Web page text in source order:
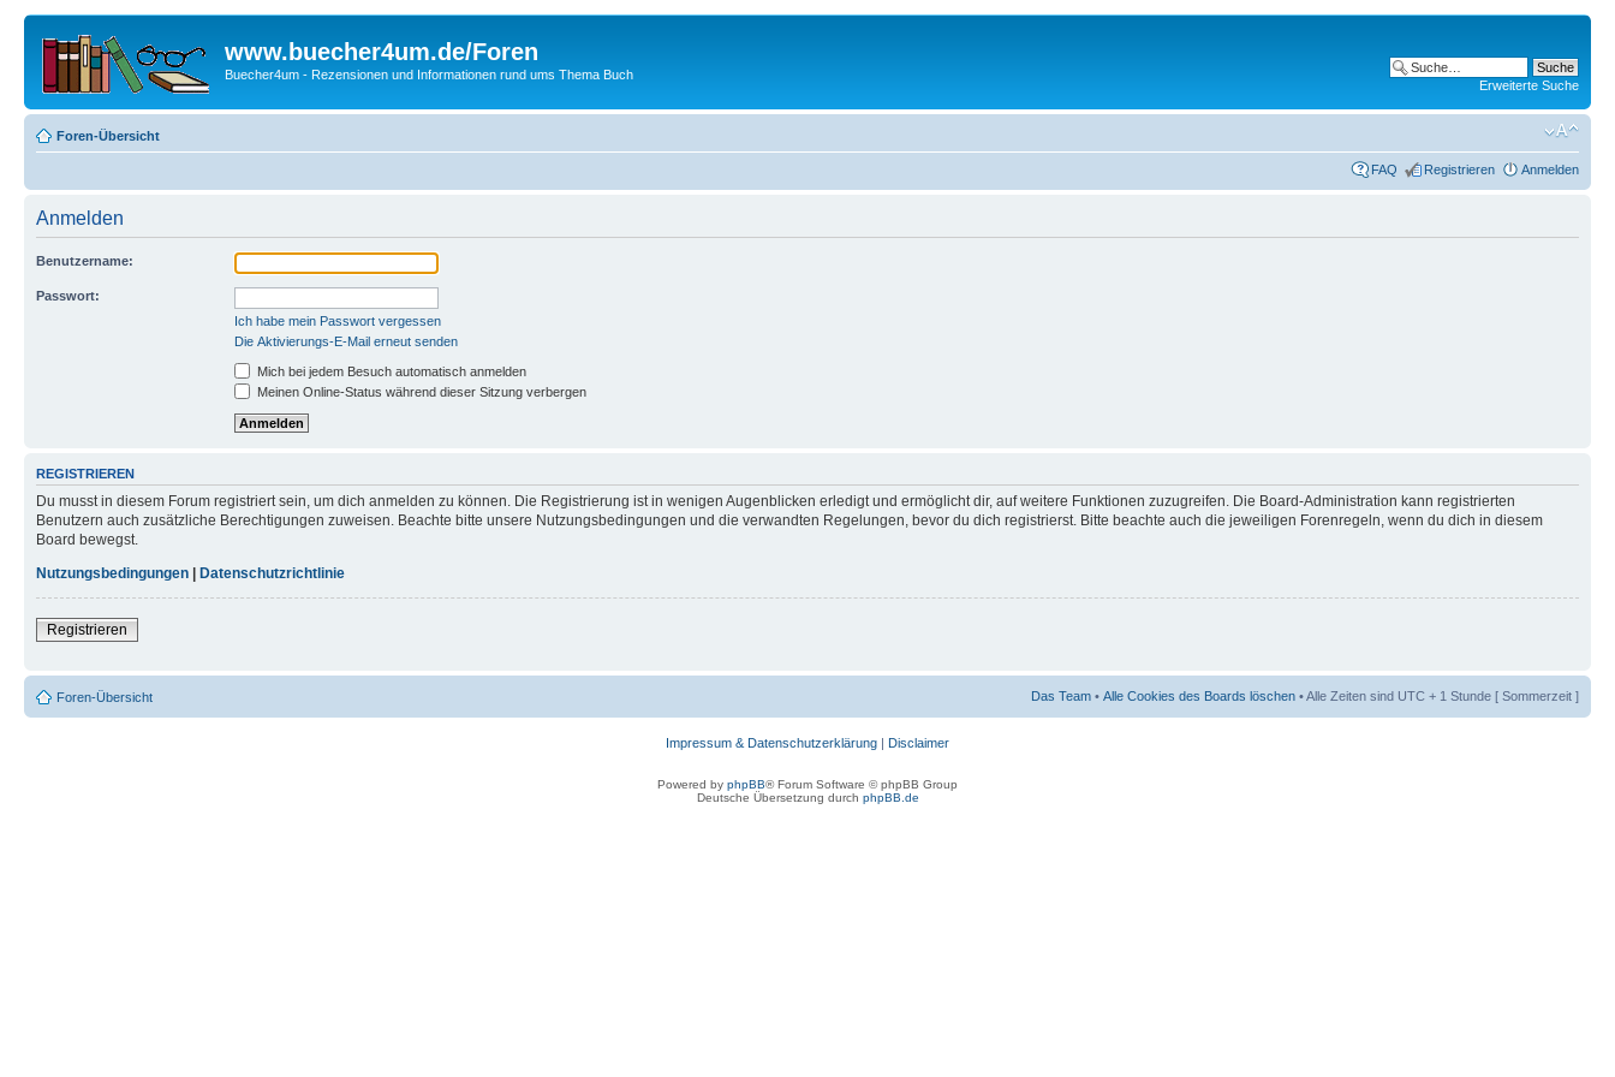
www.buecher4um.de/Foren
Buecher4um - Rezensionen und Informationen rund ums Thema Buch
Erweiterte Suche
Foren-Übersicht
FAQ Registrieren Anmelden
Anmelden
Benutzername:
Passwort:
Ich habe mein Passwort vergessen
Die Aktivierungs-E-Mail erneut senden
Mich bei jedem Besuch automatisch anmelden
Meinen Online-Status während dieser Sitzung verbergen
REGISTRIEREN
Du musst in diesem Forum registriert sein, um dich anmelden zu können. Die Registrierung ist in wenigen Augenblicken erledigt und ermöglicht dir, auf weitere Funktionen zuzugreifen. Die Board-Administration kann registrierten
Benutzern auch zusätzliche Berechtigungen zuweisen. Beachte bitte unsere Nutzungsbedingungen und die verwandten Regelungen, bevor du dich registrierst. Bitte beachte auch die jeweiligen Forenregeln, wenn du dich in diesem
Board bewegst.
Nutzungsbedingungen
Datenschutzrichtlinie
Registrieren
Foren-Übersicht Das Team • Alle Cookies des Boards löschen • Alle Zeiten sind UTC + 1 Stunde [ Sommerzeit ]
Impressum & Datenschutzerklärung | Disclaimer
Powered by phpBB® Forum Software © phpBB Group
Deutsche Übersetzung durch phpBB.de